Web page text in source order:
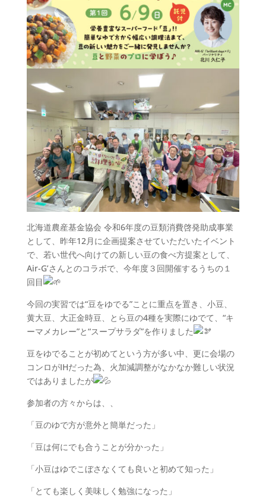
北海道農産基金協会 令和6年度の豆類消費啓発助成事業
として、昨年12月に企画提案させていただいたイベント
で、若い世代へ向けての新しい豆の食べ方提案として、
Air-G’さんとのコラボで、今年度３回開催するうちの１
回目
今回の実習では“豆をゆでる”ことに重点を置き、小豆、
黄大豆、大正金時豆、とら豆の4種を実際にゆでて、“キ
ーマメカレー”と“スープサラダ”を作りました
豆をゆでることが初めてという方が多い中、更に会場の
コンロがIHだった為、火加減調整がなかなか難しい状況
ではありましたが
参加者の方々からは、、
「豆のゆで方が意外と簡単だった」
「豆は何にでも合うことが分かった」
「小豆はゆでこぼさなくても良いと初めて知った」
「とても楽しく美味しく勉強になった」